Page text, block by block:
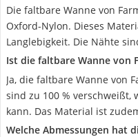
Die faltbare Wanne von
Oxford-Nylon. Dieses
Langlebigkeit. Die Nähte
Ist die faltbare Wanne von
Ja, die faltbare Wanne von
sind zu 100 % verschweißt,
kann. Das Material ist
Welche Abmessungen hat